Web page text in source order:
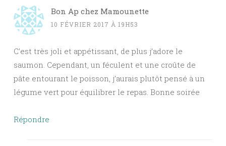
Bon Ap chez Mamounette
10 FÉVRIER 2017 À 19H53
C’est très joli et appétissant, de plus j’adore le
saumon. Cependant, un féculent et une croûte de
pâte entourant le poisson, j’aurais plutôt pensé à un
légume vert pour équilibrer le repas. Bonne soirée
Répondre